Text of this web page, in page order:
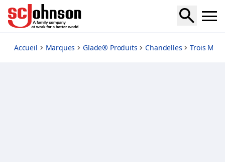
vanilla-caramel-twist
Accueil Marques Glade® Produits Chandelles Trois